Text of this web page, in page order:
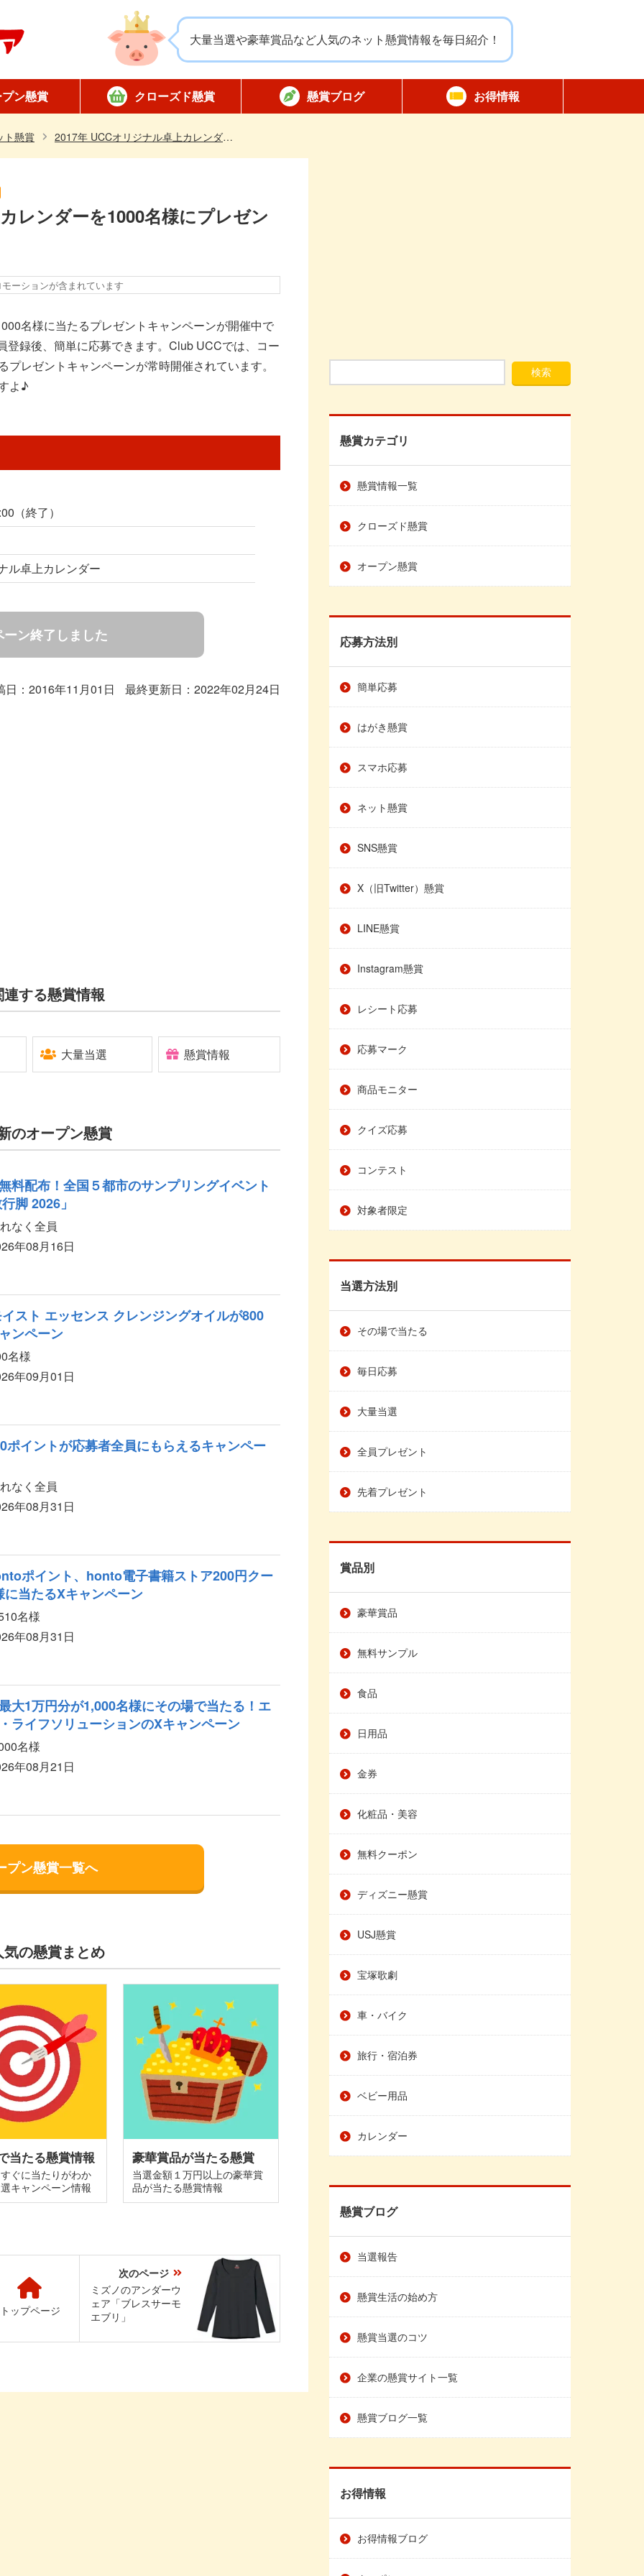
大量当選や豪華賞品など人気のネット懸賞情報を毎日紹介！
ン懸賞
募
募
クローズド懸賞
全国版懸賞
対象店舗限定
懸賞ハガキ
懸賞ブログ お得情報
ト懸賞 2017年 UCCオリジナル卓上カレンダーを1000名様にプレゼント
レンダーを1000名様にプレゼン
ーションが含まれています
名様に当たるプレゼントキャンペーンが開催中で
録後、簡単に応募できます。Club UCCでは、コー
レゼントキャンペーンが常時開催されています。
よ♪
（終了）
ル卓上カレンダー
ン終了しました
日：2016年11月01日 最終更新日：2022年02月24日
連する懸賞情報
大量当選 懸賞情報
のオープン懸賞
料配布！全国５都市のサンプリングイベント
脚 2026」
なく全員
年08月16日
スト エッセンス クレンジングオイルが800
ンペーン
名様
年09月01日
ポイントが応募者全員にもらえるキャンペー
なく全員
年08月31日
ポイント、honto電子書籍ストア200円クー
当たるXキャンペーン
名様
年08月31日
大1万円分が1,000名様にその場で当たる！エ
ライフソリューションのXキャンペーン
名様
年08月21日
プン懸賞一覧へ
気の懸賞まとめ
当たる懸賞情報
ぐに当たりがわか
キャンペーン情報
豪華賞品が当たる懸賞
当選金額１万円以上の豪華賞
品が当たる懸賞情報
次のページ
ミズノのアンダーウ
ェア「ブレスサーモ
エブリ」
トップページ
懸賞カテゴリ
懸賞情報一覧
クローズド懸賞
オープン懸賞
応募方法別
簡単応募
はがき懸賞
スマホ応募
ネット懸賞
SNS懸賞
X（旧Twitter）懸賞
LINE懸賞
Instagram懸賞
レシート応募
応募マーク
商品モニター
クイズ応募
コンテスト
対象者限定
当選方法別
その場で当たる
毎日応募
大量当選
全員プレゼント
先着プレゼント
賞品別
豪華賞品
無料サンプル
食品
日用品
金券
化粧品・美容
無料クーポン
ディズニー懸賞
USJ懸賞
宝塚歌劇
車・バイク
旅行・宿泊券
ベビー用品
カレンダー
懸賞ブログ
当選報告
懸賞生活の始め方
懸賞当選のコツ
企業の懸賞サイト一覧
懸賞ブログ一覧
お得情報
お得情報ブログ